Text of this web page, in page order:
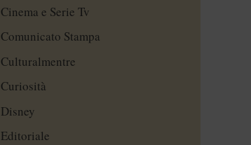
Cinema e Serie Tv
Comunicato Stampa
Culturalmentre
Curiosità
Disney
Editoriale